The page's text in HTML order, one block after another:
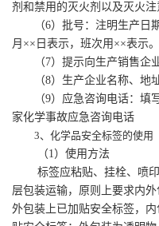
剂和禁用的灭火剂以及灭火注
（6）批号：注明生产
月××日表示，班次用××表示。
（7）提示向生产销售企
（8）生产企业名称、地
（9）应急咨询电话：填
家化学事故应急咨询电话
3、化学品安全标签的使用
（1）使用方法
标签应粘贴、挂栓、喷
层包装运输，原则上要求内
外包装上已加贴安全标签，